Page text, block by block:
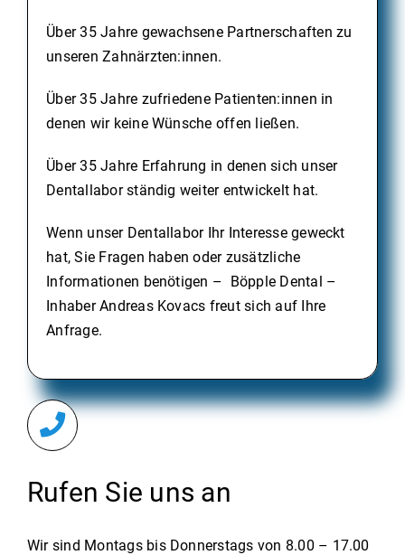
Über 35 Jahre gewachsene Partnerschaften zu
unseren Zahnärzten:innen.
Über 35 Jahre zufriedene Patienten:innen in
denen wir keine Wünsche offen ließen.
Über 35 Jahre Erfahrung in denen sich unser
Dentallabor ständig weiter entwickelt hat.
Wenn unser Dentallabor Ihr Interesse geweckt
hat, Sie Fragen haben oder zusätzliche
Informationen benötigen – Böpple Dental –
Inhaber Andreas Kovacs freut sich auf Ihre
Anfrage.
Rufen Sie uns an
Wir sind Montags bis Donnerstags von 8.00 – 17.00